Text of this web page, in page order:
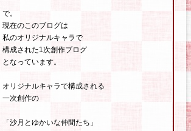
で。
現在のこのブログは
私のオリジナルキャラで
構成された1次創作ブログ
となっています。
オリジナルキャラで構成される
一次創作の
「沙月とゆかいな仲間たち」